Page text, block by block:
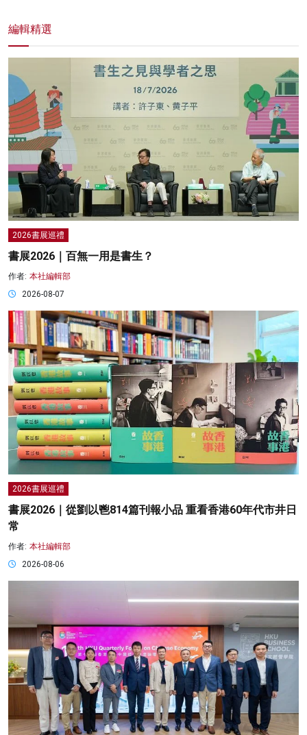
編輯精選
2026書展巡禮
書展2026｜百無一用是書生？
作者: 本社編輯部
2026-08-07
2026書展巡禮
書展2026｜從劉以鬯814篇刊報小品 重看香港60年代市井日
常
作者: 本社編輯部
2026-08-06